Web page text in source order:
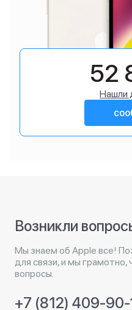
52
Нашли
Возникли
Мы знаем об Apple все!
для связи, и мы грамотно,
вопросы.
+7 (812) 409-90-